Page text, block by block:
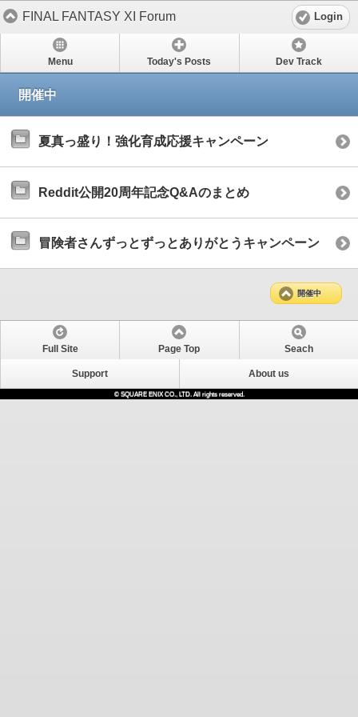
FINAL FANTASY XI Forum Login
Menu Today's Posts Dev Track
開催中
夏真っ盛り！強化育成応援キャンペーン
Reddit公開20周年記念Q&Aのまとめ
冒険者さんずっとずっとありがとうキャンペーン
開催中
Full Site Page Top Seach
Support About us
© SQUARE ENIX CO., LTD. All rights reserved.